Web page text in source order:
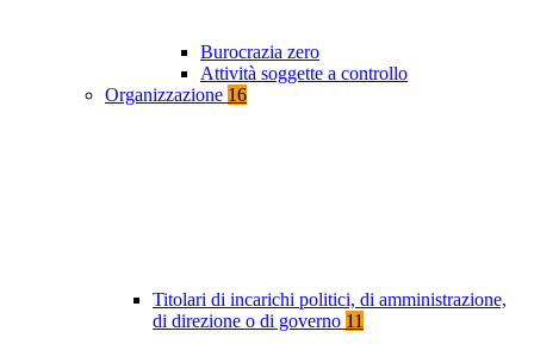
Burocrazia zero
Attività soggette a controllo
Organizzazione 16
Titolari di incarichi politici, di amministrazione,
di direzione o di governo 11